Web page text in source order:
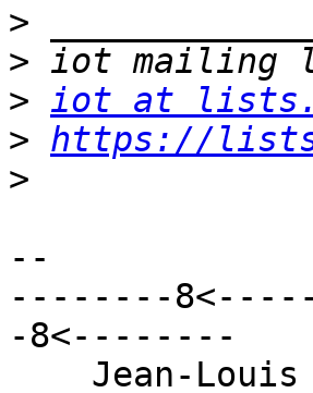
>
>
> iot at
> https://
>
--
--------
-8<--------